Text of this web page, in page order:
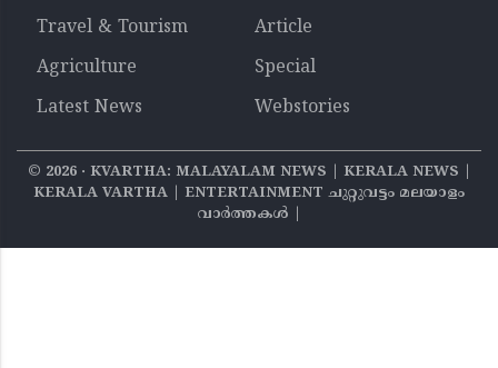
Travel & Tourism
Article
Agriculture
Special
Latest News
Webstories
© 2026‧ KVARTHA: MALAYALAM NEWS | KERALA NEWS |
KERALA VARTHA | ENTERTAINMENT ചുറ്റുവട്ടം മലയാളം
വാര്‍ത്തകൾ |